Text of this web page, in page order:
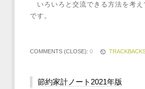
いろいろと交流できる方法を考え
です。
COMMENTS (CLOSE): 0
節約家計ノート2021年版